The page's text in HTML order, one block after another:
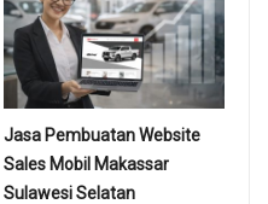
Jasa Pembuatan Website
Sales Mobil Makassar
Sulawesi Selatan